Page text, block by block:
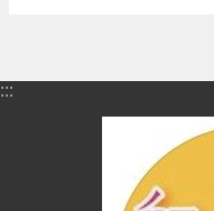
:::